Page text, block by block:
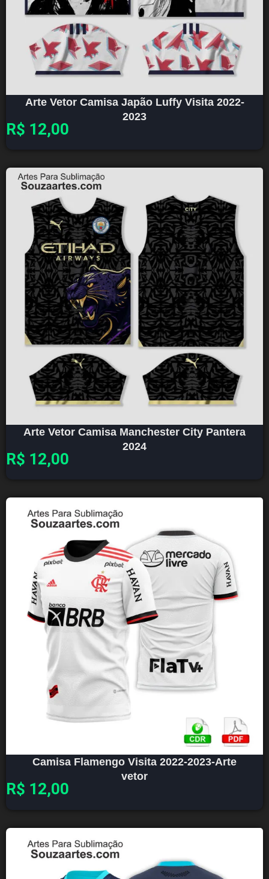
Arte Vetor Camisa Japão Luffy Visita 2022-
2023
R$ 12,00
Arte Vetor Camisa Manchester City Pantera
2024
R$ 12,00
Camisa Flamengo Visita 2022-2023-Arte
vetor
R$ 12,00